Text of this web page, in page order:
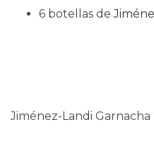
6 botellas de
Jiménez-Landi Garnacha